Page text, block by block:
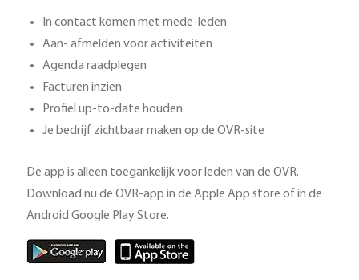
In contact komen met mede-leden
Aan- afmelden voor activiteiten
Agenda raadplegen
Facturen inzien
Profiel up-to-date houden
Je bedrijf zichtbaar maken op de OVR-site
De app is alleen toegankelijk voor leden van de OVR.
Download nu de OVR-app in de Apple App store of in de
Android Google Play Store.